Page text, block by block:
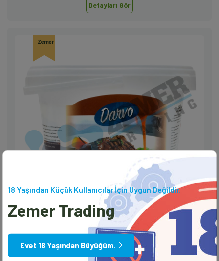
Detayları Gör
Zemer
Demi Glace Sos
DARVO
18 Yaşından Küçük Kullanıcılar İçin Uygun Değildir.
Zemer Trading
Evet 18 Yaşından Büyüğüm.